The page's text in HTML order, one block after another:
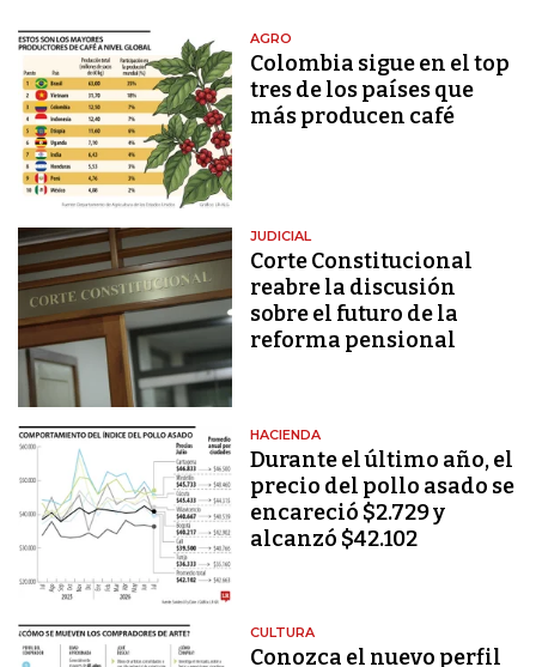
AGRO
Colombia sigue en el top
tres de los países que
más producen café
JUDICIAL
Corte Constitucional
reabre la discusión
sobre el futuro de la
reforma pensional
HACIENDA
Durante el último año, el
precio del pollo asado se
encareció $2.729 y
alcanzó $42.102
CULTURA
Conozca el nuevo perfil